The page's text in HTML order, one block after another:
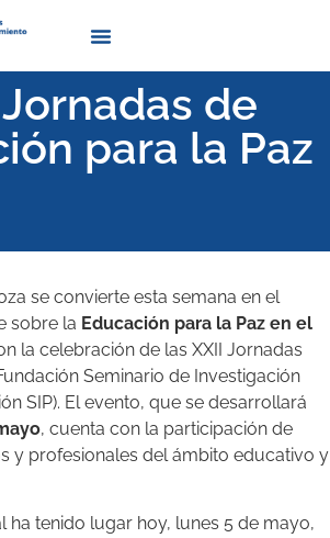
de
para la Paz
se convierte esta semana en el
sobre la Educación para la Paz en el
la celebración de las XXII Jornadas
Seminario de Investigación
SIP). El evento, que se desarrollará
, cuenta con la participación de
y profesionales del ámbito educativo y
ha tenido lugar hoy, lunes 5 de mayo,